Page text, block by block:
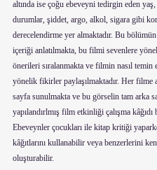
altında ise çoğu ebeveyni tedirgin eden
durumlar, şiddet, argo, alkol, sigara gibi
derecelendirme yer almaktadır. Bu
içeriği anlatılmakta, bu filmi sevenlere
önerileri sıralanmakta ve filmin nasıl temin
yönelik fikirler paylaşılmaktadır. Her filme
sayfa sunulmakta ve bu görselin tam arka
yapılandırlmış film etkinliği çalışma kâğıdı
Ebeveynler çocukları ile kitap kritiği
kâğıtlarını kullanabilir veya benzerlerini
oluşturabilir.